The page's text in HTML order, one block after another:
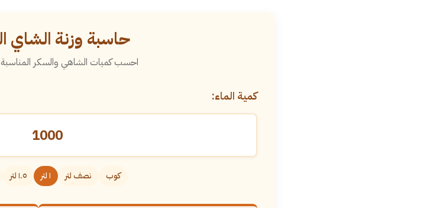
حاسبة وزنة الشاي
احسب كميات الشاهي والسكر
كمية الماء:
كوب نصف لتر ١ لتر ١.٥ لتر